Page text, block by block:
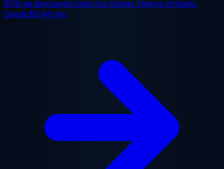
50% de descuento todos los planes, tiempo limitado.
Desde$2.48/mo